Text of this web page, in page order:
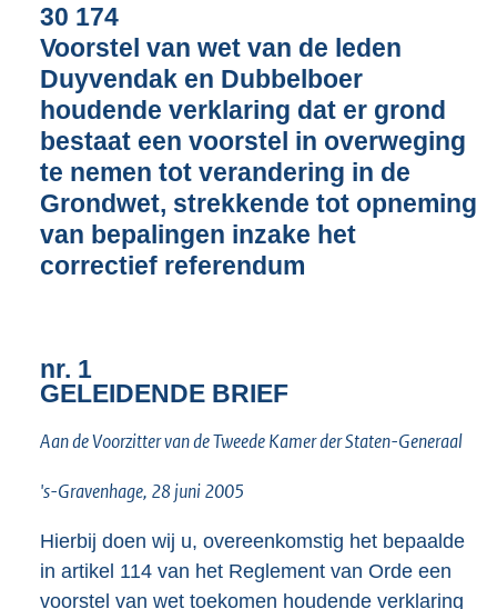
s
g
o
t
t
e
:
1
30 174
Voorstel van wet van de leden
Duyvendak en Dubbelboer
houdende verklaring dat er grond
bestaat een voorstel in overweging
te nemen tot verandering in de
Grondwet, strekkende tot opneming
van bepalingen inzake het
correctief referendum
nr. 1
GELEIDENDE BRIEF
Aan de Voorzitter van de Tweede Kamer der Staten-Generaal
's-Gravenhage, 28 juni 2005
Hierbij doen wij u, overeenkomstig het bepaalde
in artikel 114 van het Reglement van Orde een
voorstel van wet toekomen houdende verklaring